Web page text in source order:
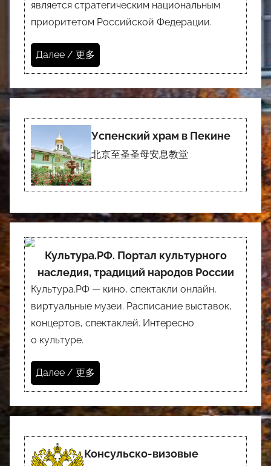
является стратегическим национальным
приоритетом Российской Федерации.
Далее / 更多
Успенский храм в Пекине
北京至圣圣母安息教堂
Культура.РФ. Портал культурного
наследия, традиций народов России
Культура.РФ — кино, спектакли онлайн,
виртуальные музеи. Расписание выставок,
концертов, спектаклей. Интересно
о культуре.
Далее / 更多
Консульско-визовые